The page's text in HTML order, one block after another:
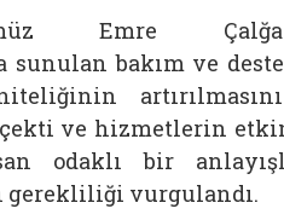
Emre
sunulan bakım ve
ve hizmetlerin
odaklı bir
vurgulandı.